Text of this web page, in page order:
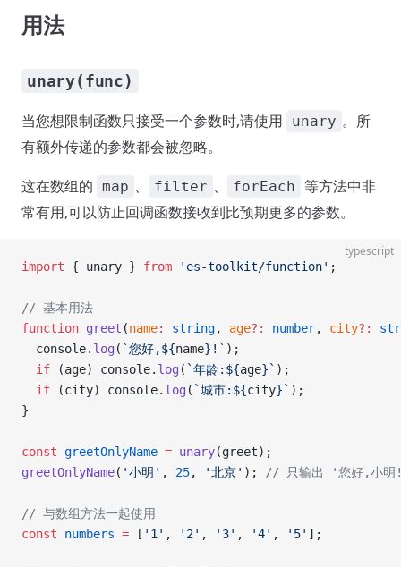
用法
unary(func)
当您想限制函数只接受一个参数时,请使用 unary 。所
有额外传递的参数都会被忽略。
这在数组的 map 、 filter 、 forEach 等方法中非
常有用,可以防止回调函数接收到比预期更多的参数。
typescript
import { unary } from 'es-toolkit/function' ;
// 基本用法
function greet (name: string, age?: number, city?:
  console.
log ( `您好,${name}!` );
  if
(age) console. log ( `年龄:${age}` );
  if
(city) console. log ( `城市:${city}` );
}
const greetOnlyName = unary(greet);
greetOnlyName( '小明' , 25, '北京' ); // 只输出 '您好,小
// 与数组方法一起使用
const numbers = [ '1' , '2' , '3' , '4' , '5' ];